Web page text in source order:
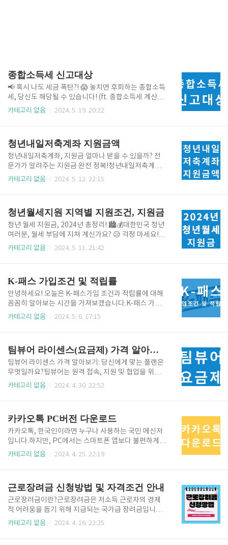
종합소득세 신고대상
📢 혹시 나도 세금 폭탄?! 😱 놓치면 후회하는 종합소득
세, 당신도 해당될 수 있습니다! (ft. 종합소득세 계산기)
혹시 프리랜서로 활동하시나요? 개인 사업을 운영 중이
금 폭탄을 맞을 수 있으니, 지금 바로 꼼꼼하게 확인해
보세요! 종합소득세 계산하기 🤔 종합소득세? 그게 뭔
데?종합소득세는 1년 동안 벌어들인 모든 소득을 합산
하여 계산하는 세금입니다. 쉽게 말해, 월급 외에 부업,
주식 투자, 임대 소득 등 다양한 경로로 얻은 소득을 모
카테고리 없음 2024. 5. 19. 20:22
청년내일저축계좌 지원금액
청년내일저축계좌, 지원금 얼마나 받을 수 있을까? 전
문가가 알려주는 지원금 완전 정복!청년내일저축계좌
에 가입하면 정부 지원금을 받아 목돈 마련에 한 걸음
설명해 드릴 테니, 걱정 마세요! 내 소득기준이 어디쯤
인지 궁금하다면 아래에서 확인하세요! 내 소득기준 확
인하기👆️ 기본 지원금: 누구나 받을 수 있는 혜택!청년
내일저축계좌에 가입하면 매달 본인이 저축하는 금액
과 동일한 금액을 정부 지원금으로 받을 수 있습니다.
원씩 3년 동..
카테고리 없음 2024. 5. 12. 22:15
청년월세지원 지역별 지원조건, 지원금
청년 월세 지원금, 2024년 총정리! 🏙️💰대한민국 청년
여러분, 월세 부담에 지쳐 계신가요? 😥 걱정 마세요!
정부와 각 지자체에서 청년들의 주거 안정을 위해 다양
원 청년월세 신청하기👆 📢 청년 월세 한시 특별 지원
(국토교통부)지원 대상:만 19세~34세 무주택 청년 (소
득 및 재산 기준 충족 필요)지원 금액:월 최대 20만 원
(최대 12개월)신청 기간:2023년 8월 22일 ~ 2024년 1
2월 31일신청 방법:복지로 홈페이지 또는 마이홈포털
카테고리 없음 2024. 5. 11. 21:42
K-패스 가입조건 및 적립률
안녕하세요! 오늘은 K-패스가입 조건과 적립률에 대해
꼼꼼히 알아보는 시간을 가져보겠습니다.K-패스 가입
조건 K-패스 사업에 참여하는 지자체에 거주 중인 만 1
률: 얼마나 쌓일까요?K-패스는 사용 금액에 따라 적립
률이 달라집니다.일반적으로 10%적립되지만, 교통카
드 종류, 카드사, 제휴 혜택 등에 따라 더 높은 적립률을
누릴 수 있습니다.적립률 안내적립종류적립률특징일반
20%기본적인 K-패스청소년30%청년기본법에 따른
택은 별도의 가입 없이, ..
카테고리 없음 2024. 5. 6. 17:15
팀뷰어 라이센스(요금제) 가격 알아보기
팀뷰어 라이센스 가격 알아보기: 당신에게 맞는 플랜은
무엇일까요?팀뷰어는 원격 접속, 지원 및 협업을 위한
강력한 도구이지만, 다양한 요금제 옵션으로 인해 어떤
다. 팀뷰어를 사용해 보신적이 없으신 분은 아래글에서
다운받아 사용해보시고 결정하세요. 팀뷰어 다운로드
하기 요금제 종류팀뷰어는 개인, 팀, 기업 규모에 맞는
다양한 요금제를 제공합니다.단일 사용자용무료기술지
원 제공한개인 장치에서 다른 장치로 연결실시간으로
시 연결 (채널..
카테고리 없음 2024. 4. 30. 22:52
카카오톡 PC버전 다운로드
카카오톡, 한국인이라면 누구나 사용하는 국민 메신저
입니다.하지만, PC에서는 스마트폰 앱보다 불편하게
느껴지는 경우가 많죠.그럴 때 카카오톡 PC 버전을 활
다!카카오톡 PC 버전 다운로드 및 설치카카오톡 PC 버
전은 윈도우 버전과 MAC OS 버전이 있습니다. 해당하
는 운영체제에 따라 다운로드하세요. 다운로드가 완
료되면 설치를 진행하고, 카카오톡 계정으로 로그인하
면 됩니다. 설치 방법은 아래에 있어요. 카카오톡 설치
카테고리 없음 2024. 4. 25. 22:19
근로장려금 신청방법 및 자격조건 안내
근로장려금이란?근로장려금은 저소득 근로자의 경제
적 어려움을 돕기 위해 지급되는 국가급 장려금입니다.
소득 수준에 따라 지급액이 결정이되는데, 최대 330만
카테고리 없음 2024. 4. 16. 23:25